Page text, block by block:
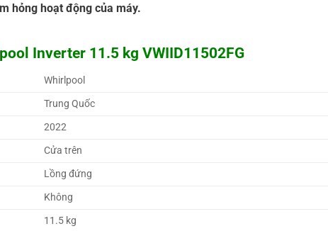
hỏng hoạt động của máy.
Inverter 11.5 kg VWIID11502FG
Whirlpool
Trung Quốc
2022
Cửa trên
Lồng đứng
Không
11.5 kg